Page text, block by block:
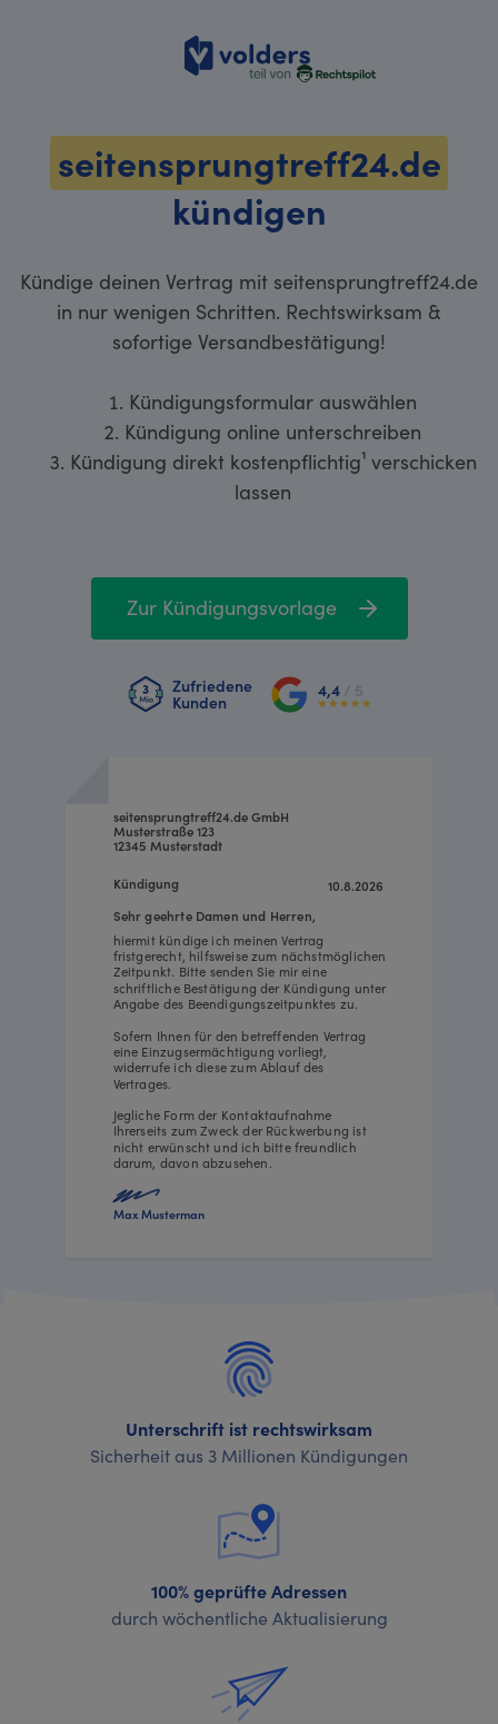
volders
seitensprungtreff24.de
kündigen
Kündige deinen Vertrag mit seitensprungtreff24.de
in nur wenigen Schritten. Rechtswirksam &
sofortige Versandbestätigung!
Kündigungsformular auswählen
Kündigung online unterschreiben
Kündigung direkt kostenpflichtig¹ verschicken
lassen
Zur Kündigungsvorlage
Zufriedene
Kunden
4,4 / 5
10.8.2026
seitensprungtreff24.de GmbH
Musterstraße 123
12345 Musterstadt
hiermit kündige ich meinen Vertrag
fristgerecht, hilfsweise zum nächstmöglichen
Zeitpunkt. Bitte senden Sie mir eine
schriftliche Bestätigung der Kündigung unter
Angabe des Beendigungszeitpunktes zu.
Sofern Ihnen für den betreffenden Vertrag
eine Einzugsermächtigung vorliegt,
widerrufe ich diese zum Ablauf des
Vertrages.
Jegliche Form der Kontaktaufnahme
Ihrerseits zum Zweck der Rückwerbung ist
nicht erwünscht und ich bitte freundlich
darum, davon abzusehen.
Sehr geehrte Damen und Herren,
Kündigung
Max Musterman
Unterschrift ist rechtswirksam
Sicherheit aus 3 Millionen Kündigungen
100% geprüfte Adressen
durch wöchentliche Aktualisierung